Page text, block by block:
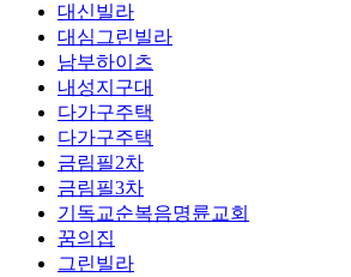
대신빌라
대심그린빌라
남부하이츠
내성지구대
다가구주택
다가구주택
금림필2차
금림필3차
기독교순복음명륜교회
꿈의집
그린빌라